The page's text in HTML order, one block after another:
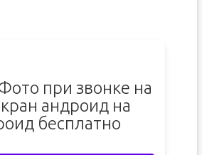
при звонке на
андроид на
бесплатно